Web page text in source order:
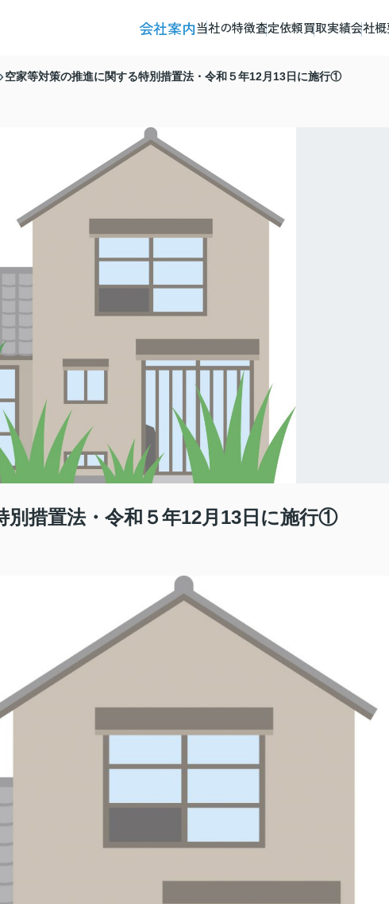
会社案内当社の特徴査定依頼買取実績会社
空家等対策の推進に関する特別措置法・令和５年12月13日に施行①
別措置法・令和５年12月13日に施行①